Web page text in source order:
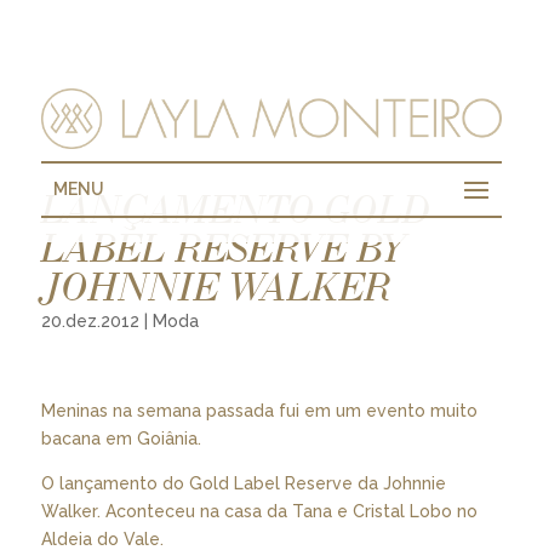
MENU
LANÇAMENTO GOLD
LABEL RESERVE BY
JOHNNIE WALKER
20.dez.2012 Moda
Meninas na semana passada fui em um evento muito
bacana em Goiânia.
O lançamento do Gold Label Reserve da Johnnie
Walker. Aconteceu na casa da Tana e Cristal Lobo no
Aldeia do Vale.